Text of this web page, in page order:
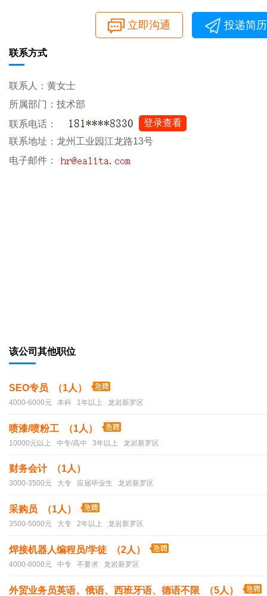
立即沟通 投递简历
联系方式
联系人：黄女士
所属部门：技术部
联系电话：
登录查看
联系地址：龙州工业园江龙路13号
电子邮件：
该公司其他职位
SEO专员 （1人）
4000-6000元 本科 1年以上 龙岩新罗区
喷漆/喷粉工 （1人）
10000元以上 中专/高中 3年以上 龙岩新罗区
财务会计 （1人）
3000-3500元 大专 应届毕业生 龙岩新罗区
采购员 （1人）
3500-5000元 大专 2年以上 龙岩新罗区
焊接机器人编程员/学徒 （2人）
4000-8000元 中专 不要求 龙岩新罗区
外贸业务员英语、俄语、西班牙语、德语不限 （5人）